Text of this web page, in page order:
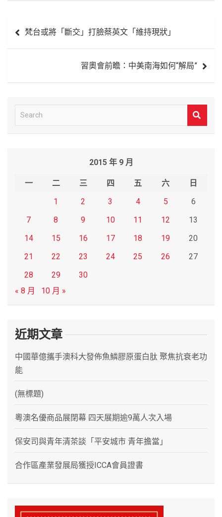
章 梵台或將「斷交」打臉蔡英文「維持現狀」
習奧會前瞻：中美南海如何“解局”
e
2015 年 9 月
一 二 三 四 五 六
日
1
2 3 4 5
6
7
8 9 10 11 12
13
14
15 16 17 18 19
20
21
22 23 24 25 26
27
28
29
30
« 8 月
10 月 »
近期文章
中國華億攜手澳科大發佈魚鱗膠原蛋白肽 聚焦抗衰老功
能
(無標題)
粵澳名優商品展閉幕 四天展期逾9萬人次入場
保安司與青年清茶談「平安城市 青年擔當」
合作區產業發展局獲授ICCA會員證書